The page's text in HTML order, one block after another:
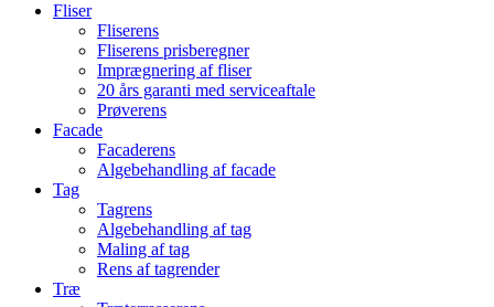
Fliser
Fliserens
Fliserens prisberegner
Imprægnering af fliser
20 års garanti med serviceaftale
Prøverens
Facade
Facaderens
Algebehandling af facade
Tag
Tagrens
Algebehandling af tag
Maling af tag
Rens af tagrender
Træ